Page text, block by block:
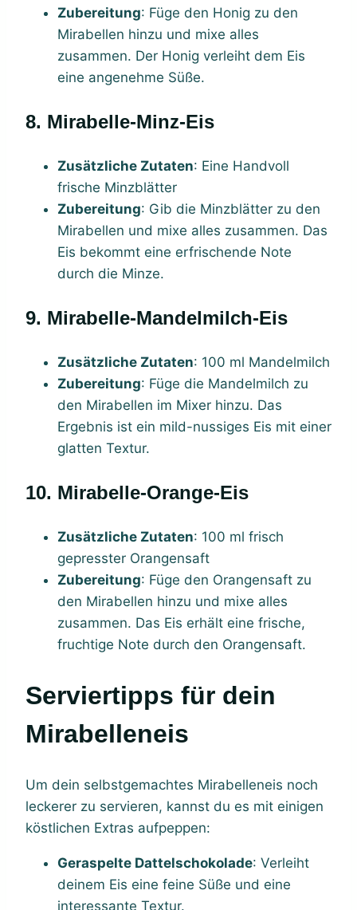
Zubereitung: Füge den Honig zu den
Mirabellen hinzu und mixe alles
zusammen. Der Honig verleiht dem Eis
eine angenehme Süße.
8. Mirabelle-Minz-Eis
Zusätzliche Zutaten: Eine Handvoll
frische Minzblätter
Zubereitung: Gib die Minzblätter zu den
Mirabellen und mixe alles zusammen. Das
Eis bekommt eine erfrischende Note
durch die Minze.
9. Mirabelle-Mandelmilch-Eis
Zusätzliche Zutaten: 100 ml Mandelmilch
Zubereitung: Füge die Mandelmilch zu
den Mirabellen im Mixer hinzu. Das
Ergebnis ist ein mild-nussiges Eis mit einer
glatten Textur.
10. Mirabelle-Orange-Eis
Zusätzliche Zutaten: 100 ml frisch
gepresster Orangensaft
Zubereitung: Füge den Orangensaft zu
den Mirabellen hinzu und mixe alles
zusammen. Das Eis erhält eine frische,
fruchtige Note durch den Orangensaft.
Serviertipps für dein
Mirabelleneis
Um dein selbstgemachtes Mirabelleneis noch
leckerer zu servieren, kannst du es mit einigen
köstlichen Extras aufpeppen:
Geraspelte Dattelschokolade: Verleiht
deinem Eis eine feine Süße und eine
interessante Textur.